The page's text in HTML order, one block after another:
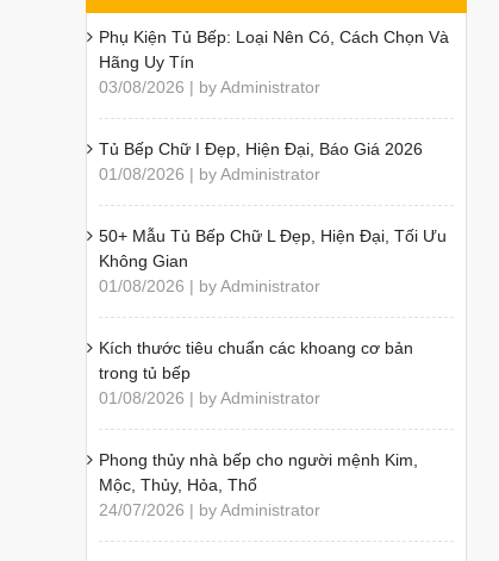
Phụ Kiện Tủ Bếp: Loại Nên Có, Cách Chọn Và
Hãng Uy Tín
03/08/2026 | by Administrator
Tủ Bếp Chữ I Đẹp, Hiện Đại, Báo Giá 2026
01/08/2026 | by Administrator
50+ Mẫu Tủ Bếp Chữ L Đẹp, Hiện Đại, Tối Ưu
Không Gian
01/08/2026 | by Administrator
Kích thước tiêu chuẩn các khoang cơ bản
trong tủ bếp
01/08/2026 | by Administrator
Phong thủy nhà bếp cho người mệnh Kim,
Mộc, Thủy, Hỏa, Thổ
24/07/2026 | by Administrator